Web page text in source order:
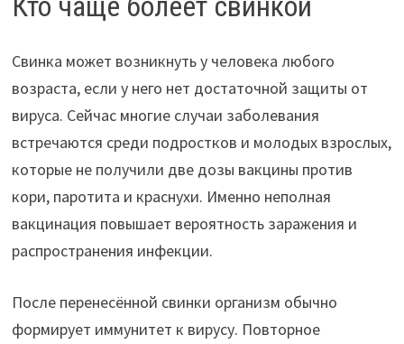
Свинка может возникнуть у человека любого
возраста, если у него нет достаточной защиты от
вируса. Сейчас многие случаи заболевания
встречаются среди подростков и молодых взрослых,
которые не получили две дозы вакцины против
кори, паротита и краснухи. Именно неполная
вакцинация повышает вероятность заражения и
распространения инфекции.
После перенесённой свинки организм обычно
формирует иммунитет к вирусу. Повторное